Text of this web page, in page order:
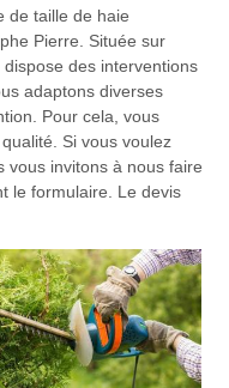
de taille de haie
Pierre. Située sur
des interventions
adaptons diverses
Pour cela, vous
Si vous voulez
vous invitons à nous faire
le formulaire. Le devis